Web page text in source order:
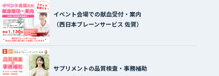
イベント会場での献血受付・案内
（西日本ブレーンサービス 佐賀）
サプリメントの品質検査・事務補助